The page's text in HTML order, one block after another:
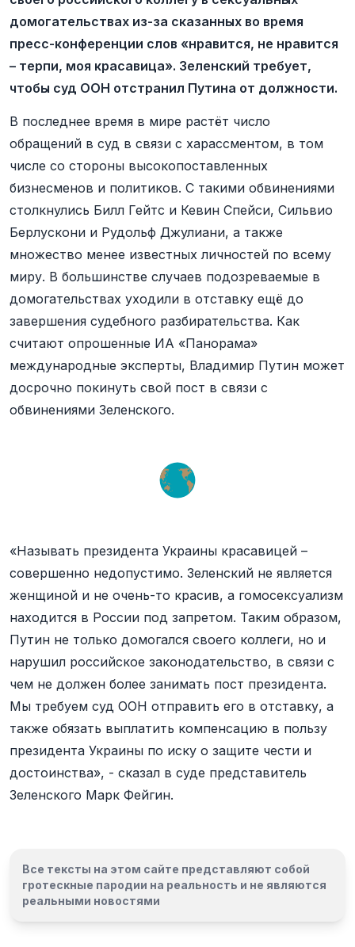
домогательствах из-за сказанных во время
пресс-конференции слов «нравится, не нравится
– терпи, моя красавица». Зеленский требует,
чтобы суд ООН отстранил Путина от должности.
В последнее время в мире растёт число
обращений в суд в связи с харасcментом, в том
числе со стороны высокопоставленных
бизнесменов и политиков. С такими обвинениями
столкнулись Билл Гейтс и Кевин Спейси, Сильвио
Берлускони и Рудольф Джулиани, а также
множество менее известных личностей по всему
миру. В большинстве случаев подозреваемые в
домогательствах уходили в отставку ещё до
завершения судебного разбирательства. Как
считают опрошенные ИА «Панорама»
международные эксперты, Владимир Путин может
досрочно покинуть свой пост в связи с
обвинениями Зеленского.
«Называть президента Украины красавицей –
совершенно недопустимо. Зеленский не является
женщиной и не очень-то красив, а гомосексуализм
находится в России под запретом. Таким образом,
Путин не только домогался своего коллеги, но и
нарушил российское законодательство, в связи с
чем не должен более занимать пост президента.
Мы требуем суд ООН отправить его в отставку, а
также обязать выплатить компенсацию в пользу
президента Украины по иску о защите чести и
достоинства», - сказал в суде представитель
Зеленского Марк Фейгин.
Все тексты на этом сайте представляют собой
гротескные пародии на реальность и не являются
реальными новостями